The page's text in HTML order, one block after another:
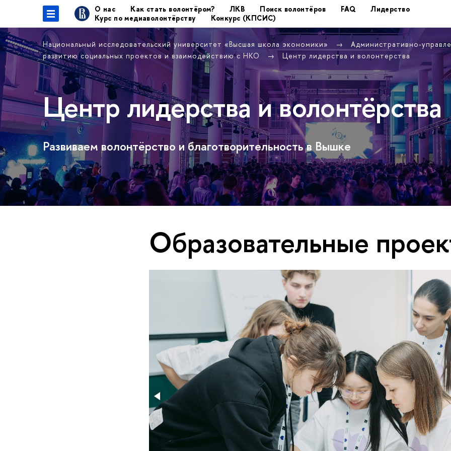
О нас Как стать волонтёром? ЛКВ Поиск волонтёров FAQ
Лидерство
Курс по медиаволонтёрству
Конкурс (КПСИС)
Национальный исследовательский университет «Высшая школа экономики»
Административно-
развитию социальных проектов и взаимодействию с НКО
Центр лидерства и волонтерства
Центр лидерства и волонтёрства
Развиваем волонтёрство и благотворительность в Вышке
Образовательные